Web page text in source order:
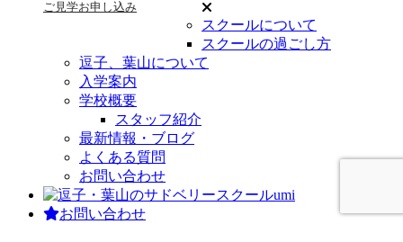
ご見学お申し込み
スクールについて
スクールの過ごし方
逗子、葉山について
入学案内
学校概要
スタッフ紹介
最新情報・ブログ
よくある質問
お問い合わせ
お問い合わせ